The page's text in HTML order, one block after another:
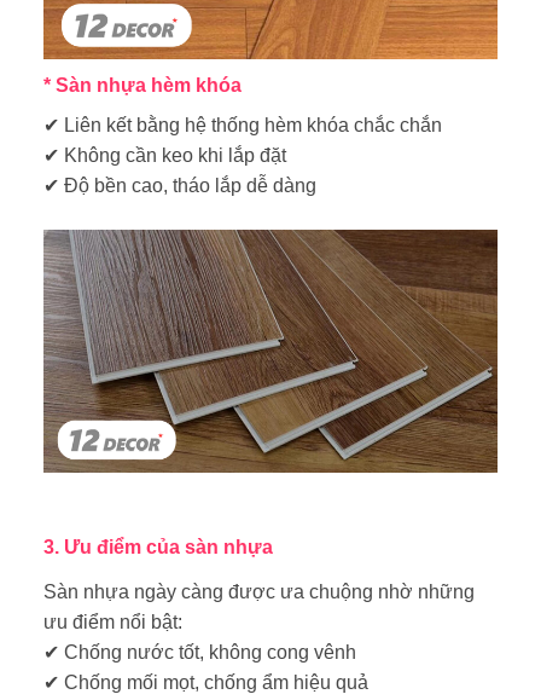
* Sàn nhựa hèm khóa
✔ Liên kết bằng hệ thống hèm khóa chắc chắn
✔ Không cần keo khi lắp đặt
✔ Độ bền cao, tháo lắp dễ dàng
3. Ưu điểm của sàn nhựa
Sàn nhựa ngày càng được ưa chuộng nhờ những
ưu điểm nổi bật:
✔ Chống nước tốt, không cong vênh
✔ Chống mối mọt, chống ẩm hiệu quả